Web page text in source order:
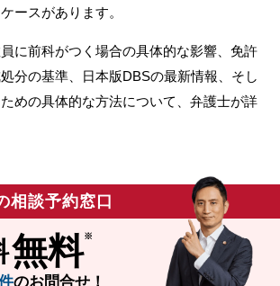
いて知りたい方
ースがあります。
に前科がつく場合の具体的な影響、免許
分の基準、日本版DBSの最新情報、そし
めの具体的な方法について、弁護士が詳
相談予約窓口
無料
のお問合せ！